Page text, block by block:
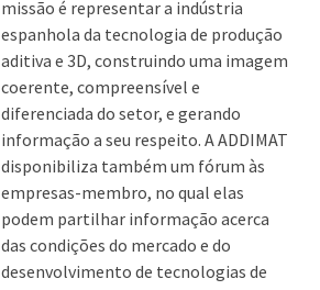
missão é representar a indústria
espanhola da tecnologia de produção
aditiva e 3D, construindo uma imagem
coerente, compreensível e
diferenciada do setor, e gerando
informação a seu respeito. A ADDIMAT
disponibiliza também um fórum às
empresas-membro, no qual elas
podem partilhar informação acerca
das condições do mercado e do
desenvolvimento de tecnologias de